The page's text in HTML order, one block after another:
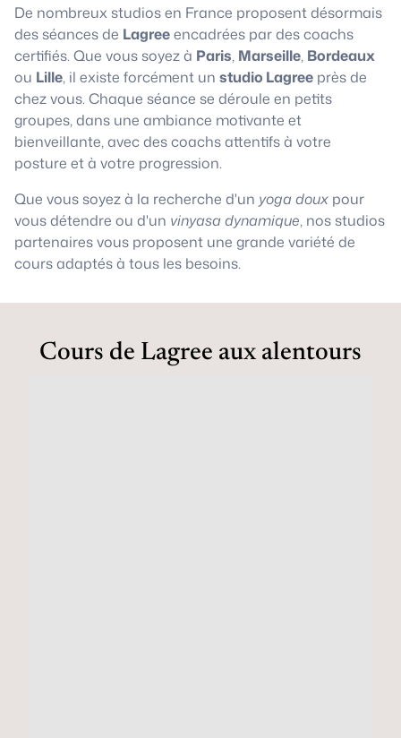
De nombreux studios en France proposent désormais
des séances de Lagreeencadrées par des coachs
certifiés. Que vous soyez à Paris, Marseille, Bordeaux
ou Lille, il existe forcément un studio Lagree près de
chez vous. Chaque séance se déroule en petits
groupes, dans une ambiance motivante et
bienveillante, avec des coachs attentifs à votre
posture et à votre progression.
Que vous soyez à la recherche d'un yoga doux pour
vous détendre ou d'un vinyasa dynamique, nos studios
partenaires vous proposent une grande variété de
cours adaptés à tous les besoins.
Cours de Lagree aux alentours